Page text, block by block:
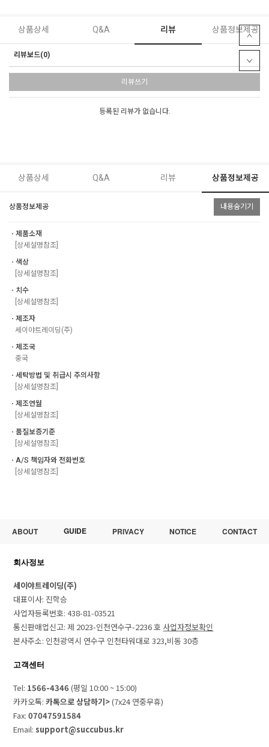
상품상세 Q&A 리뷰 상품정보제공
리뷰보드(0)
리뷰쓰기
등록된 리뷰가 없습니다.
상품상세 Q&A 리뷰 상품정보제공
상품정보제공 내용숨기기
ㆍ제품소재
[상세설명참조]
ㆍ색상
[상세설명참조]
ㆍ치수
[상세설명참조]
ㆍ제조자
세이야트레이딩(주)
ㆍ제조국
중국
ㆍ세탁방법 및 취급시 주의사항
[상세설명참조]
ㆍ제조연월
[상세설명참조]
ㆍ품질보증기준
[상세설명참조]
ㆍA/S 책임자와 전화번호
[상세설명참조]
ABOUT GUIDE PRIVACY NOTICE CONTACT
회사정보
세이야트레이딩(주)
대표이사: 진학승
사업자등록번호: 438-81-03521
통신판매업신고: 제 2023-인천연수구-2236 호 사업자정보확인
본사주소: 인천광역시 연수구 인천타워대로 323,비동 30층
고객센터
Tel: 1566-4346 (평일 10:00 ~ 15:00)
카카오톡:카톡으로 상담하기>(7x24 연중무휴)
Fax:07047591584
Email:support@succubus.kr